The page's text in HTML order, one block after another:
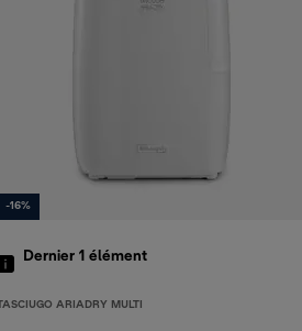
-16%
Dernier 1 élément
TASCIUGO ARIADRY MULTI